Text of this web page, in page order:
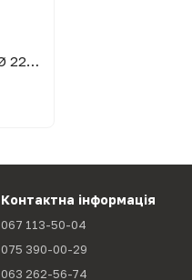
Контактна інформація
067 113-50-04
075 390-00-29
063 262-56-74